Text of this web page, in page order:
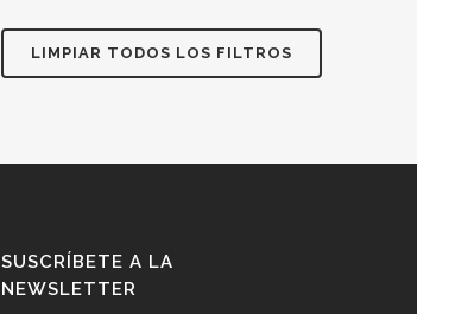
LIMPIAR TODOS LOS FILTROS
SUSCRÍBETE A LA
NEWSLETTER